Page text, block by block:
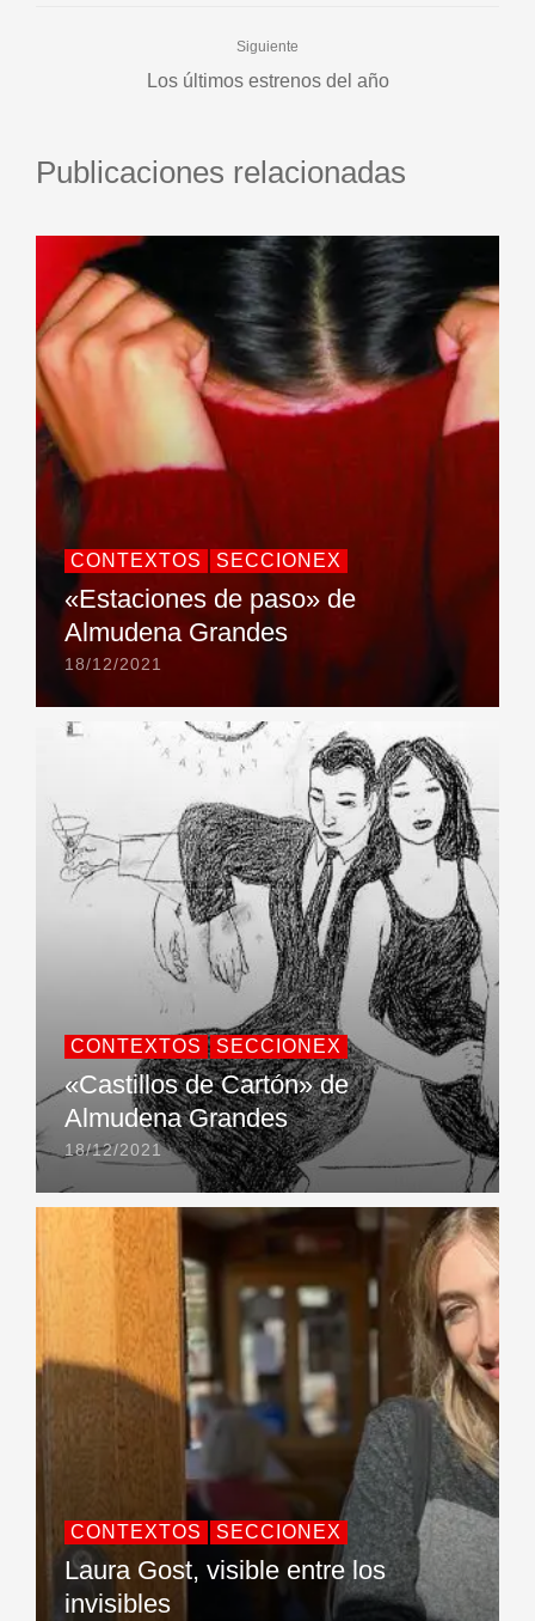
Siguiente
Los últimos estrenos del año
Publicaciones relacionadas
CONTEXTOS SECCIONEX
«Estaciones de paso» de
Almudena Grandes
18/12/2021
CONTEXTOS SECCIONEX
«Castillos de Cartón» de
Almudena Grandes
18/12/2021
CONTEXTOS SECCIONEX
Laura Gost, visible entre los
invisibles